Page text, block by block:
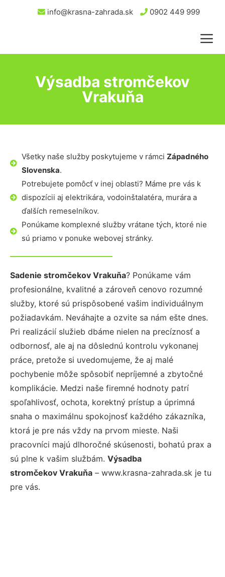
info@krasna-zahrada.sk 0902 449 999
Výsadba stromčekov
Vrakuňa
Všetky naše služby poskytujeme v rámci Západného
Slovenska.
Potrebujete pomôcť v inej oblasti? Máme pre vás k
dispozícii aj elektrikára, vodoinštalatéra, murára a
ďalších remeselníkov.
Ponúkame komplexné služby vrátane tých, ktoré nie
sú priamo v ponuke webovej stránky.
Sadenie stromčekov Vrakuňa? Ponúkame vám
profesionálne, kvalitné a zároveň cenovo rozumné
služby, ktoré sú prispôsobené vašim individuálnym
požiadavkám. Neváhajte a ozvite sa nám ešte dnes.
Pri realizácií služieb dbáme nielen na precíznosť a
odbornosť, ale aj na dôslednú kontrolu vykonanej
práce, pretože si uvedomujeme, že aj malé
pochybenie môže spôsobiť nepríjemné a zbytočné
komplikácie. Medzi naše firemné hodnoty patrí
spoľahlivosť, ochota, korektný prístup a úprimná
snaha o maximálnu spokojnosť každého zákazníka,
ktorá je pre nás vždy na prvom mieste. Naši
pracovníci majú dlhoročné skúsenosti, bohatú prax a
sú plne k vašim službám. Výsadba
stromčekov Vrakuňa – www.krasna-zahrada.sk je tu
pre vás.